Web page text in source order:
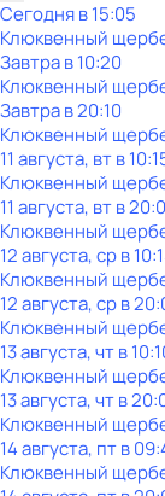
Сегодня в 15:05
Клюквенный
Завтра в 10:20
Клюквенный
Завтра в 20:10
Клюквенный
11 августа, вт в
Клюквенный
11 августа, вт в
Клюквенный
12 августа, ср в
Клюквенный
12 августа, ср в
Клюквенный
13 августа, чт в
Клюквенный
13 августа, чт в
Клюквенный
14 августа, пт в
Клюквенный